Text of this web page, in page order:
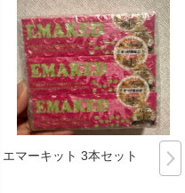
エマーキット 3本セット